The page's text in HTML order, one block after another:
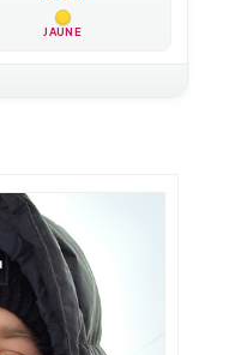
JAUNE